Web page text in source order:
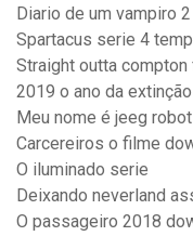
Diario de um vampiro
Spartacus serie 4
Straight outta
2019 o ano da extinção
Meu nome é jeeg
Carcereiros o filme
O iluminado serie
Deixando neverland
O passageiro 2018